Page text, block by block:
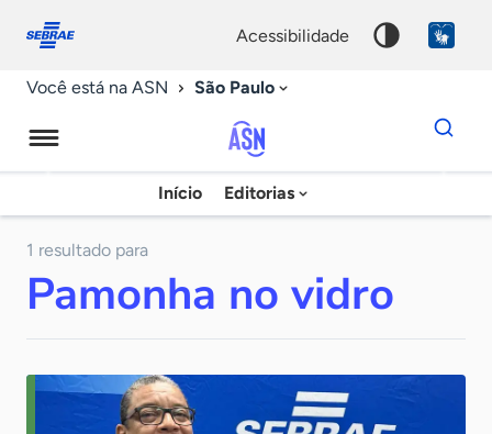
conosco
acessibilidade
Você está na ASN São Paulo
Agência
Sebrae
Notícias
Início Editorias
Dados
para
chave
1 resultado para
Pamonha no vidro